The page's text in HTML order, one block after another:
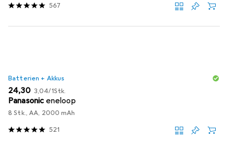
567
Batterien + Akkus
EUR
24,30 EUR
3,04/1Stk.
Panasonic eneloop
8 Stk., AA, 2000 mAh
521